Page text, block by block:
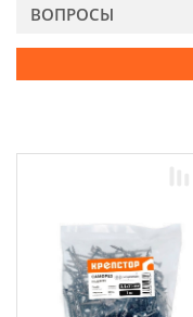
ВОПРОСЫ